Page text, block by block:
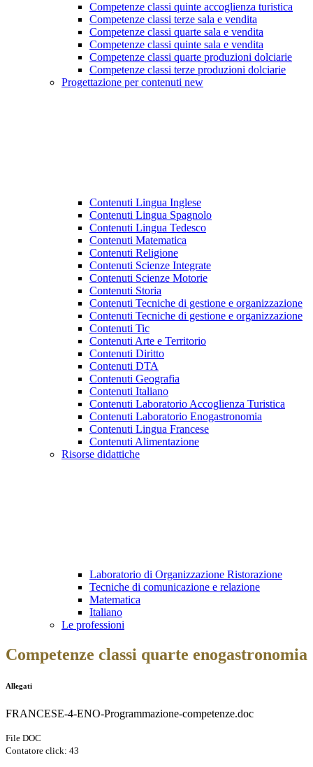
Competenze classi quinte accoglienza turistica
Competenze classi terze sala e vendita
Competenze classi quarte sala e vendita
Competenze classi quinte sala e vendita
Competenze classi quarte produzioni dolciarie
Competenze classi terze produzioni dolciarie
Progettazione per contenuti new
Contenuti Lingua Inglese
Contenuti Lingua Spagnolo
Contenuti Lingua Tedesco
Contenuti Matematica
Contenuti Religione
Contenuti Scienze Integrate
Contenuti Scienze Motorie
Contenuti Storia
Contenuti Tecniche di gestione e organizzazione
Contenuti Tecniche di gestione e organizzazione
Contenuti Tic
Contenuti Arte e Territorio
Contenuti Diritto
Contenuti DTA
Contenuti Geografia
Contenuti Italiano
Contenuti Laboratorio Accoglienza Turistica
Contenuti Laboratorio Enogastronomia
Contenuti Lingua Francese
Contenuti Alimentazione
Risorse didattiche
Laboratorio di Organizzazione Ristorazione
Tecniche di comunicazione e relazione
Matematica
Italiano
Le professioni
Competenze classi quarte enogastronomia
Allegati
FRANCESE-4-ENO-Programmazione-competenze.doc
File DOC
Contatore click: 43